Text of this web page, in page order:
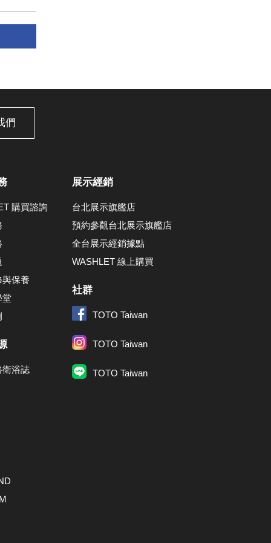
們
購買諮詢
保養
堂
衛浴誌
展示經銷
台北展示旗艦店
預約參觀台北展示旗艦店
全台展示經銷據點
WASHLET 線上購買
社群
TOTO Taiwan
TOTO Taiwan
TOTO Taiwan